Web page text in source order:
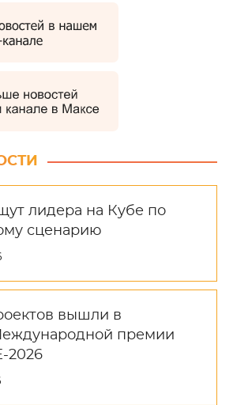
лидера на Кубе по
сценарию
вышли в
премии